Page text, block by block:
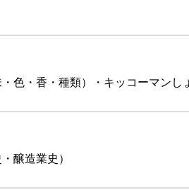
色・香・種類）・キッコーマンし
醸造業史）